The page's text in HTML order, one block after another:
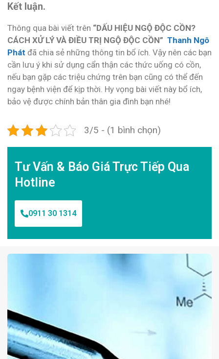
Kết luận.
Thông qua bài viết trên “DẤU HIỆU NGỘ ĐỘC CỒN?
CÁCH XỬ LÝ VÀ ĐIỀU TRỊ NGỘ ĐỘC CỒN” Thanh Ngô
Phát đã chia sẻ những thông tin bổ ích. Vậy nên các bạn
cần lưu ý khi sử dụng cẩn thận các thức uống có cồn,
nếu bạn gặp các triệu chứng trên bạn cũng có thể đến
ngay bệnh viện để kịp thời. Hy vọng bài viết này bổ ích,
bảo vệ được chính bản thân gia đình bạn nhé!
3/5 - (1 bình chọn)
Tư Vấn & Báo Giá Trực Tiếp Qua
Hotline
0911 30 1314